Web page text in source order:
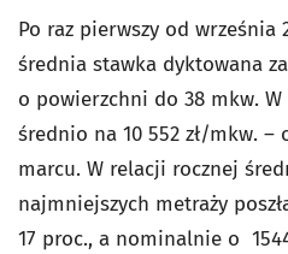
Po raz pierwszy od września
średnia stawka dyktowana
o powierzchni do 38 mkw.
średnio na 10 552 zł/mkw. –
marcu. W relacji rocznej
najmniejszych metraży
17 proc., a nominalnie o